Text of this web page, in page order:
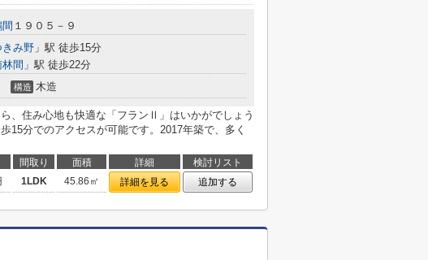
１９０５－９
きみ野 」駅 徒歩15分
林間 」駅 徒歩22分
構造 木造
、住み心地も快適な「フランⅡ」はいかがでしょう
15分でのアクセスが可能です。2017年築で、多く
間取り 面積 詳細
検討リスト
1LDK 45.86㎡ 詳細を見る 追加する